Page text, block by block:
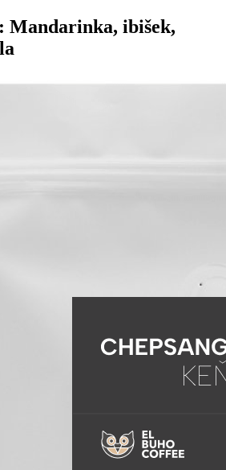
ibišek,